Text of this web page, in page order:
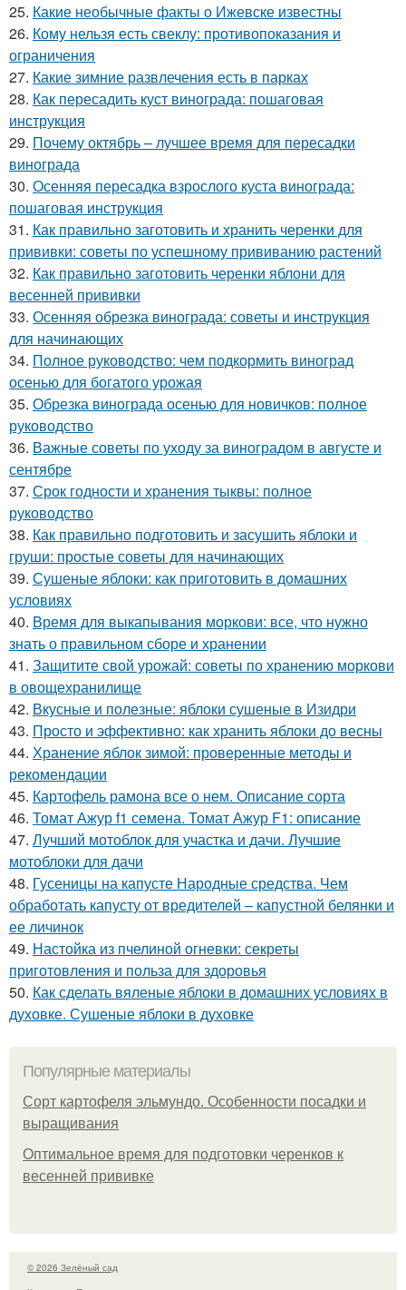
25. Какие необычные факты о Ижевске известны
26. Кому нельзя есть свеклу: противопоказания и
ограничения
27. Какие зимние развлечения есть в парках
28. Как пересадить куст винограда: пошаговая
инструкция
29. Почему октябрь – лучшее время для пересадки
винограда
30. Осенняя пересадка взрослого куста винограда:
пошаговая инструкция
31. Как правильно заготовить и хранить черенки для
прививки: советы по успешному прививанию растений
32. Как правильно заготовить черенки яблони для
весенней прививки
33. Осенняя обрезка винограда: советы и инструкция
для начинающих
34. Полное руководство: чем подкормить виноград
осенью для богатого урожая
35. Обрезка винограда осенью для новичков: полное
руководство
36. Важные советы по уходу за виноградом в августе и
сентябре
37. Срок годности и хранения тыквы: полное
руководство
38. Как правильно подготовить и засушить яблоки и
груши: простые советы для начинающих
39. Сушеные яблоки: как приготовить в домашних
условиях
40. Время для выкапывания моркови: все, что нужно
знать о правильном сборе и хранении
41. Защитите свой урожай: советы по хранению моркови
в овощехранилище
42. Вкусные и полезные: яблоки сушеные в Изидри
43. Просто и эффективно: как хранить яблоки до весны
44. Хранение яблок зимой: проверенные методы и
рекомендации
45. Картофель рамона все о нем. Описание сорта
46. Томат Ажур f1 семена. Томат Ажур F1: описание
47. Лучший мотоблок для участка и дачи. Лучшие
мотоблоки для дачи
48. Гусеницы на капусте Народные средства. Чем
обработать капусту от вредителей – капустной белянки и
ее личинок
49. Настойка из пчелиной огневки: секреты
приготовления и польза для здоровья
50. Как сделать вяленые яблоки в домашних условиях в
духовке. Сушеные яблоки в духовке
Популярные материалы
Сорт картофеля эльмундо. Особенности посадки и
выращивания
Оптимальное время для подготовки черенков к
весенней прививке
© 2026 Зелёный сад